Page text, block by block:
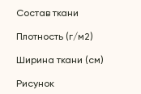
Состав ткани
Плотность (г/м2)
Ширина ткани (см)
Рисунок